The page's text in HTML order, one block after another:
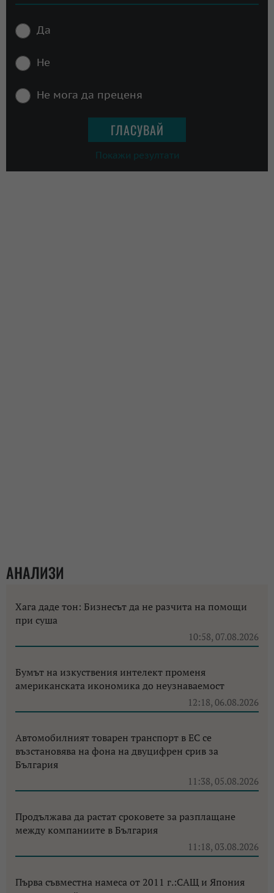
Да
Не
Не мога да преценя
Покажи резултати
АНАЛИЗИ
Хага даде тон: Бизнесът да не разчита на помощи
при суша
10:58, 07.08.2026
Бумът на изкуствения интелект променя
американската икономика до неузнаваемост
12:18, 06.08.2026
Автомобилният товарен транспорт в ЕС се
възстановява на фона на двуцифрен срив за
България
11:38, 05.08.2026
Продължава да растат сроковете за разплащане
между компаниите в България
11:18, 03.08.2026
Първа съвместна намеса от 2011 г.:САЩ и Япония